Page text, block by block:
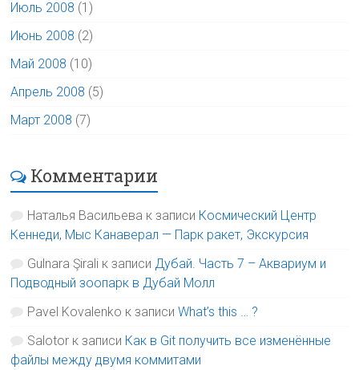
Июль 2008 (1)
Июнь 2008 (2)
Май 2008 (10)
Апрель 2008 (5)
Март 2008 (7)
Комментарии
Наталья Васильева к записи Космический Центр
Кеннеди, Мыс Канаверал — Парк ракет, Экскурсия
Gulnara Şirali к записи Дубай. Часть 7 – Аквариум и
Подводный зоопарк в Дубай Молл
Pavel Kovalenko к записиWhat’s this … ?
Salotor к записи Как в Git получить все изменённые
файлы между двумя коммитами